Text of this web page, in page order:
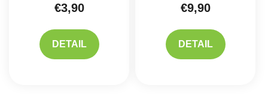
€3,90
DETAIL
€9,90
DETAIL